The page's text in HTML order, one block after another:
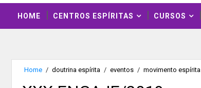
HOME CENTROS ESPÍRITAS CURSOS
Home / doutrina espírita / eventos / movimento espírita